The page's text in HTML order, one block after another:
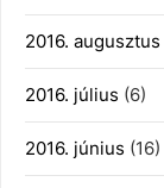
2016. augusztus
2016. július (6)
2016. június (16)